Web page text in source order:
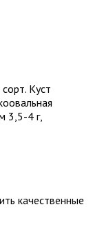
Куст
3,5-4 г,
качественные